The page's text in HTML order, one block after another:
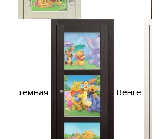
темная Венге